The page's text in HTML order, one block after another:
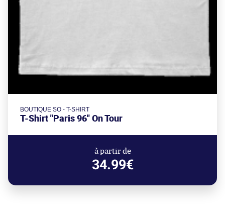
BOUTIQUE SO - T-SHIRT
T-Shirt "Paris 96" On Tour
à partir de
34.99€